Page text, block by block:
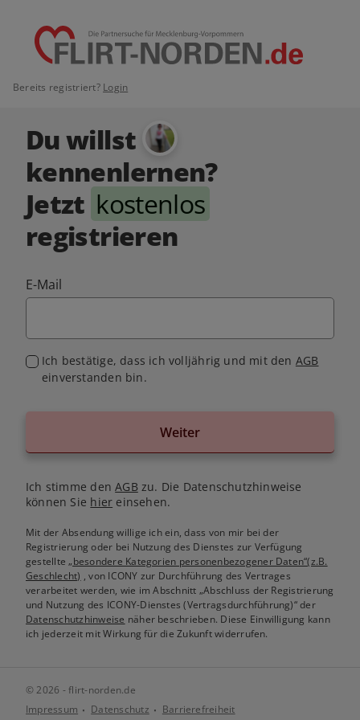
Bereits registriert? Login
Du willst
kennenlernen?
Jetzt kostenlos
registrieren
E-Mail
Ich bestätige, dass ich volljährig und mit den AGB
einverstanden bin.
Weiter
Ich stimme denAGB zu. Die Datenschutzhinweise
können Sie hier einsehen.
Mit der Absendung willige ich ein, dass von mir bei der
Registrierung oder bei Nutzung des Dienstes zur Verfügung
gestellte„besondere Kategorien personenbezogener Daten“(z.B.
Geschlecht) , von ICONY zur Durchführung des Vertrages
verarbeitet werden, wie im Abschnitt „Abschluss der Registrierung
und Nutzung des ICONY-Dienstes (Vertragsdurchführung)“ der
Datenschutzhinweise näher beschrieben. Diese Einwilligung kann
ich jederzeit mit Wirkung für die Zukunft widerrufen.
© 2026 - flirt-norden.de
Impressum
Datenschutz Barrierefreiheit